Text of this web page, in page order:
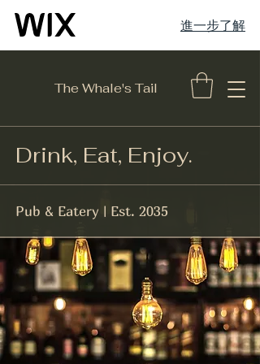
進一步了解